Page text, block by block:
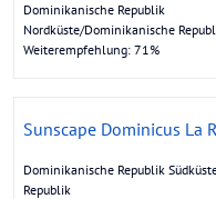
Dominikanische Republik
Nordküste/Dominikanische
Weiterempfehlung: 71%
Sunscape Dominicus La
Dominikanische Republik
Republik